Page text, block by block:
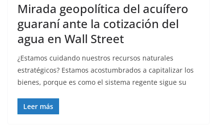
Mirada geopolítica del acuífero
guaraní ante la cotización del
agua en Wall Street
¿Estamos cuidando nuestros recursos naturales
estratégicos? Estamos acostumbrados a capitalizar los
bienes, porque es como el sistema regente sigue su
Leer más